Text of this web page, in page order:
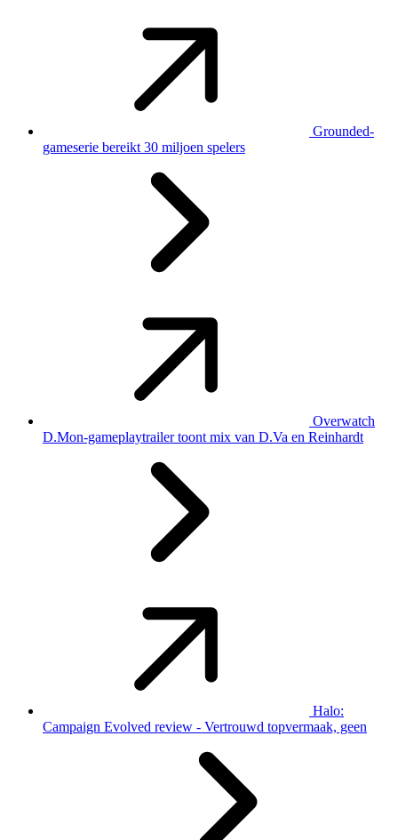
Grounded-
gameserie bereikt 30 miljoen spelers
Overwatch
D.Mon-gameplaytrailer toont mix van D.Va en Reinhardt
Halo:
Campaign Evolved review - Vertrouwd topvermaak, geen